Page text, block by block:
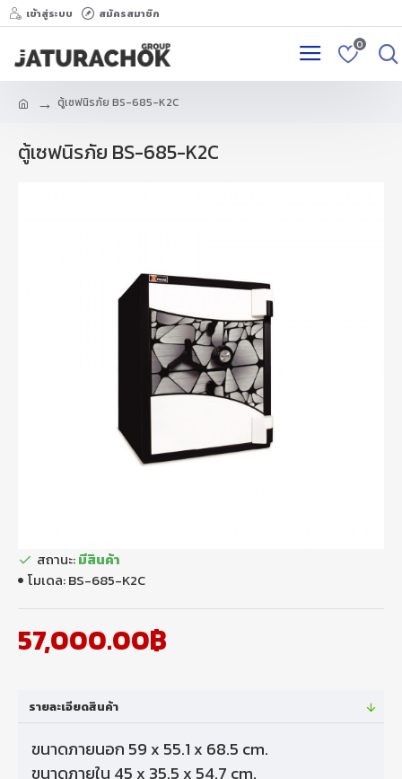
เข้าสู่ระบบ สมัครสมาชิก
0
ตู้เซฟนิรภัย BS-685-K2C
ตู้เซฟนิรภัย BS-685-K2C
57,000.00฿
สถานะ:มีสินค้า
โมเดล:BS-685-K2C
รายละเอียดสินค้า
ขนาดภายนอก 59 x 55.1 x 68.5 cm.
ขนาดภายใน 45 x 35.5 x 54.7 cm.